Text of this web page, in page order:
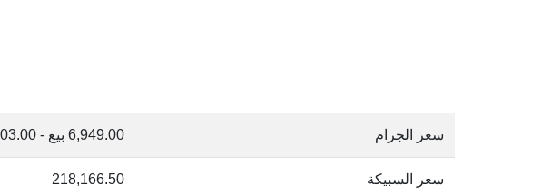
سعر الجرام 6,949.00 بيع - 6,903.00 شراء
سعر السبيكة 218,166.50